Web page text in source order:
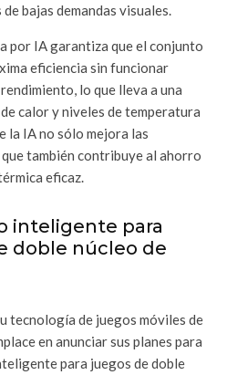
bajas demandas visuales.
por IA garantiza que el conjunto
eficiencia sin funcionar
lo que lleva a una
calor y niveles de temperatura
la IA no sólo mejora las
también contribuye al ahorro
eficaz.
inteligente para
doble núcleo de
tecnología de juegos móviles de
en anunciar sus planes para
para juegos de doble